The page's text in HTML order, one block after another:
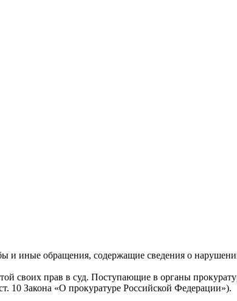
и иные обращения, содержащие сведения о
своих прав в суд. Поступающие в органы
10 Закона «О прокуратуре Российской Федерации»).